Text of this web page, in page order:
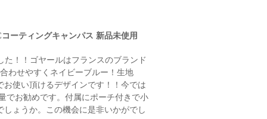
ーティングキャンパス 新品未使用
！！ゴヤールはフランスのブランド
わせやすくネイビーブルー！生地
使い頂けるデザインです！！今では
でお勧めです。付属にポーチ付きで小
ょうか。この機会に是非いかがでし